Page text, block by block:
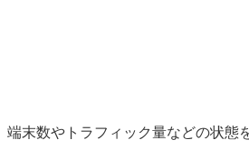
末数やトラフィック量などの状態